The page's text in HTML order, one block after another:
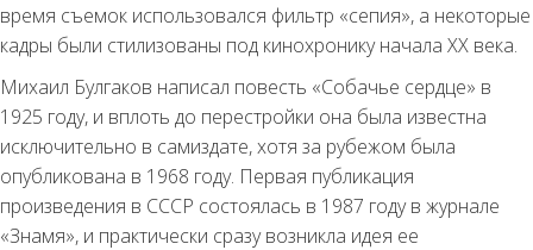
время съемок использовался фильтр «сепия», а некоторые
кадры были стилизованы под кинохронику начала XX века.
Михаил Булгаков написал повесть «Собачье сердце» в
1925 году, и вплоть до перестройки она была известна
исключительно в самиздате, хотя за рубежом была
опубликована в 1968 году. Первая публикация
произведения в СССР состоялась в 1987 году в журнале
«Знамя», и практически сразу возникла идея ее